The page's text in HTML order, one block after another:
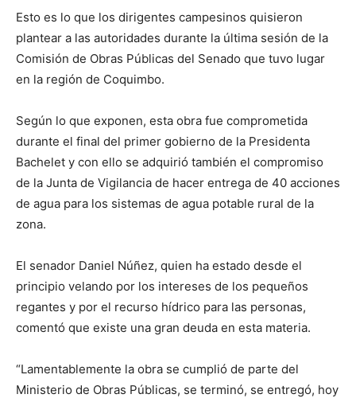
Esto es lo que los dirigentes campesinos quisieron
plantear a las autoridades durante la última sesión de la
Comisión de Obras Públicas del Senado que tuvo lugar
en la región de Coquimbo.
Según lo que exponen, esta obra fue comprometida
durante el final del primer gobierno de la Presidenta
Bachelet y con ello se adquirió también el compromiso
de la Junta de Vigilancia de hacer entrega de 40 acciones
de agua para los sistemas de agua potable rural de la
zona.
El senador Daniel Núñez, quien ha estado desde el
principio velando por los intereses de los pequeños
regantes y por el recurso hídrico para las personas,
comentó que existe una gran deuda en esta materia.
“Lamentablemente la obra se cumplió de parte del
Ministerio de Obras Públicas, se terminó, se entregó, hoy